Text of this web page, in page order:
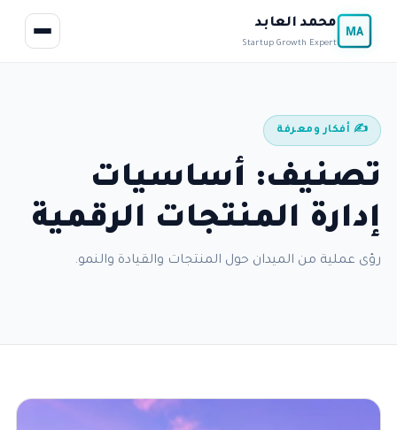
MA
محمد العابد
Startup Growth Expert
✍️ أفكار ومعرفة
تصنيف: أساسيات
إدارة المنتجات الرقمية
رؤى عملية من الميدان حول المنتجات والقيادة والنمو.